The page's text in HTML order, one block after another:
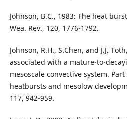
Johnson, B.C., 1983: The heat
Wea. Rev., 120, 1776-1792.
Johnson, R.H., S.Chen, and J.J.
associated with a mature-to-
mesoscale convective system.
heatbursts and mesolow
117, 942-959.